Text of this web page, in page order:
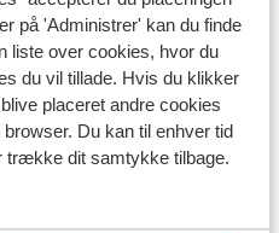
på 'Administrer' kan du finde
liste over cookies, hvor du
du vil tillade. Hvis du klikker
placeret andre cookies
Du kan til enhver tid
dit samtykke tilbage.
i SkiWelt